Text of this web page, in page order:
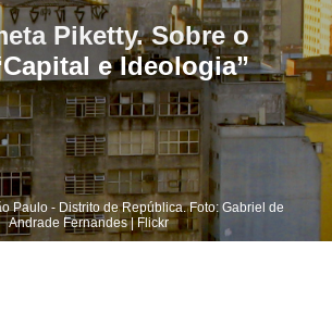
Piketty. Sobre o
e Ideologia”
Paulo - Distrito de República. Foto: Gabriel de
Andrade Fernandes | Flickr